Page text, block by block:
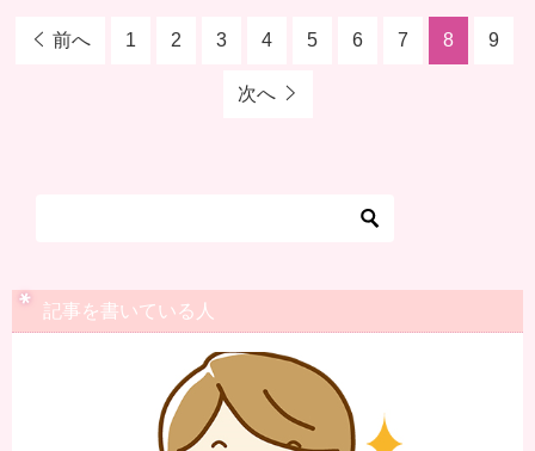
前へ 1 2 3 4 5 6 7 8 9
次へ
記事を書いている人